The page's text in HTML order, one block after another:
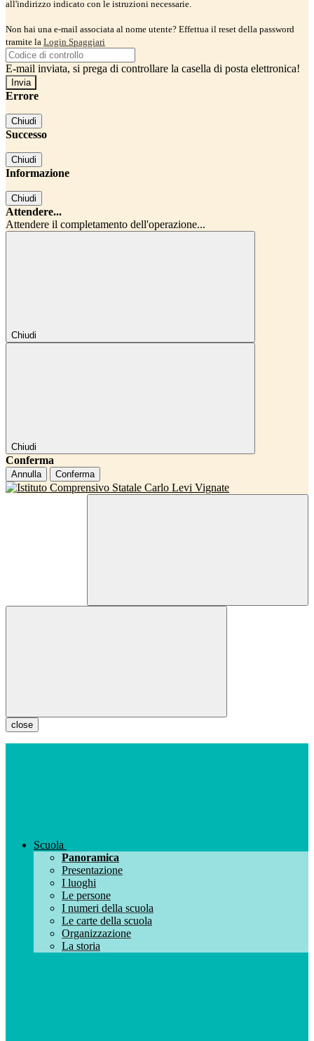
all'indirizzo indicato con le istruzioni necessarie.
Non hai una e-mail associata al nome utente? Effettua il reset della password
tramite la Login Spaggiari
E-mail inviata, si prega di controllare la casella di posta elettronica!
Errore
Chiudi
Successo
Chiudi
Informazione
Chiudi
Attendere...
Attendere il completamento dell'operazione...
Chiudi
Chiudi
Conferma
Annulla Conferma
close
Scuola
Panoramica
Presentazione
I luoghi
Le persone
I numeri della scuola
Le carte della scuola
Organizzazione
La storia